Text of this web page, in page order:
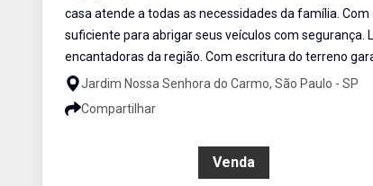
casa atende a todas as necessidades da família.
suficiente para abrigar seus veículos com segurança.
encantadoras da região. Com escritura do terreno
Jardim Nossa Senhora do Carmo, São Paulo - SP
Compartilhar
Venda